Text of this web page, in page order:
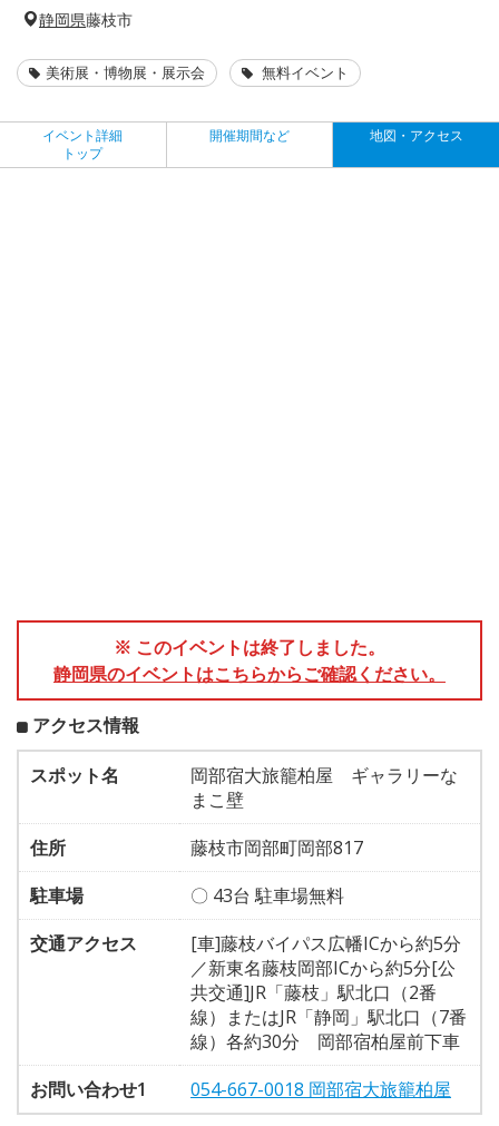
静岡県藤枝市
美術展・博物展・展示会 無料イベント
イベント詳細
トップ
開催期間など 地図・アクセス
※ このイベントは終了しました。
静岡県のイベントはこちらからご確認ください。
アクセス情報
スポット名
岡部宿大旅籠柏屋 ギャラリーな
まこ壁
住所
藤枝市岡部町岡部817
駐車場
〇 43台 駐車場無料
交通アクセス
[車]藤枝バイパス広幡ICから約5分
／新東名藤枝岡部ICから約5分[公
共交通]JR「藤枝」駅北口（2番
線）またはJR「静岡」駅北口（7番
線）各約30分 岡部宿柏屋前下車
お問い合わせ1
054-667-0018 岡部宿大旅籠柏屋